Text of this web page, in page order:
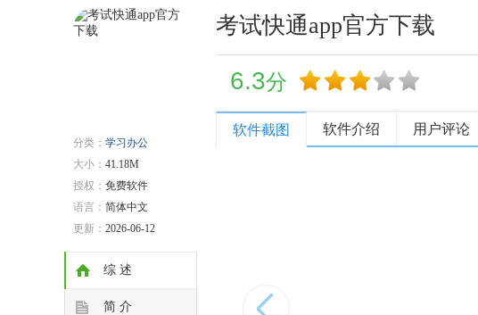
分类： 学习办公
大小： 41.18M
授权： 免费软件
语言： 简体中文
更新： 2026-06-12
综 述
简 介
考试快通app官方下载
6.3分
软件截图 软件介绍 用户评论